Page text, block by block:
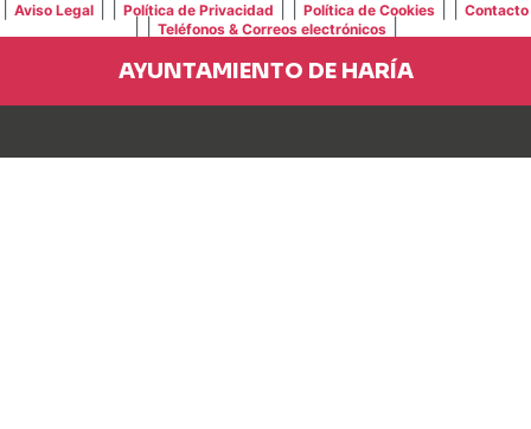
Aviso Legal Política de Privacidad Política de Cookies Contacto
Teléfonos & Correos electrónicos|
AYUNTAMIENTO DE HARÍA